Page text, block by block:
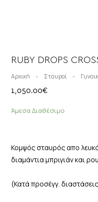
RUBY DROPS
Αρχική - Σταυροί -
1,050.00€
Άμεσα Διαθέσιμο
Κομψός σταυρός απο
διαμάντια μπριγιάν και
(Κατά προσέγγ.